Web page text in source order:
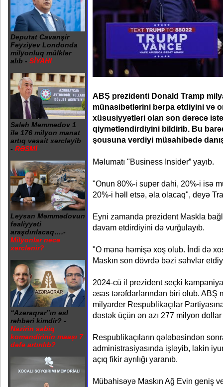
Deputat Cavanşir
Feyziyev Londonda
milyonluq mülklər
alıb - SİYAHI
Saleh Məmmədov 1
ilə 176 milyon manat
artıq vəsait xərcləyib
- RƏSMİ
Leysan Məmmədovun
fəaliyyəti
araşdırılacaq….-
Milyonlar necə
xərclənir?
“Azəraqrar”ın əsl
rəhbəri kimdir? -
Nazirin sabiq
komandirinin maaşı 7
dəfə artırılıb?
ABŞ prezidenti Donald Tramp
münasibətlərini bərpa etdiyini və
xüsusiyyətləri olan son dərəcə
qiymətləndirdiyini bildirib. Bu
şousuna verdiyi müsahibədə
Məlumatı "Business Insider” yayıb.
"Onun 80%-i super dahi, 20%-i isə
20%-i həll etsə, əla olacaq", deyə
Eyni zamanda prezident Maskla
davam etdirdiyini də vurğulayıb.
"O mənə həmişə xoş olub. İndi də
Maskın son dövrdə bəzi səhvlər
2024-cü il prezident seçki
əsas tərəfdarlarından biri olub. ABŞ
milyarder Respublikaçılar
dəstək üçün ən azı 277 milyon
Respublikaçıların qələbəsindən
administrasiyasında işləyib, lakin
açıq fikir ayrılığı yaranıb.
Mübahisəyə Maskın Ağ Evin geniş